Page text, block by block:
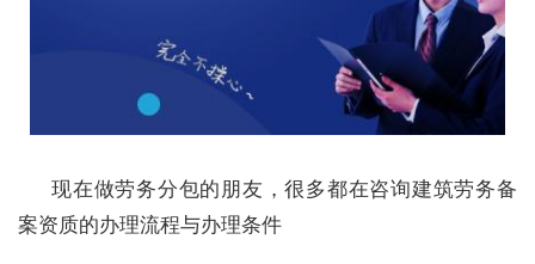
现在做劳务分包的朋友，很多都在咨询建筑劳务备
案资质的办理流程与办理条件